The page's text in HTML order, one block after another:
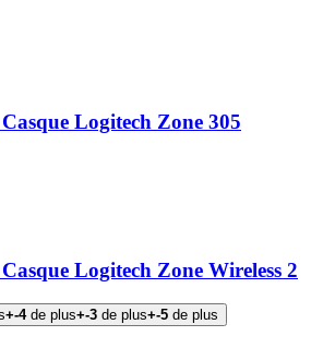
Casque Logitech Zone 305
Casque Logitech Zone Wireless 2
+-4de plus+-3 de plus+-5 de plus